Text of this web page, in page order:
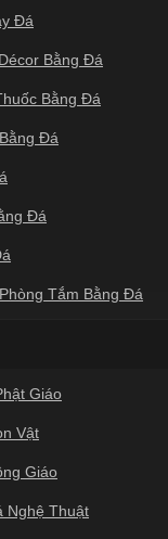
Đá
Bằng Đá
Bằng Đá
Đá
Đá
Tắm Bằng Đá
Giáo
Vật
Giáo
Nghệ Thuật